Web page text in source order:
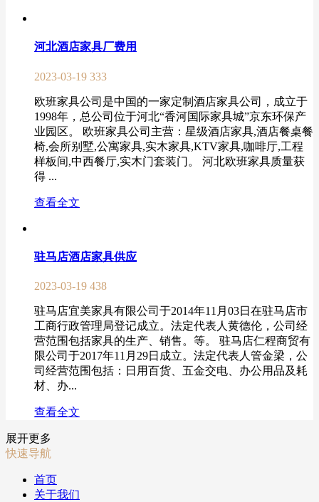
河北酒店家具厂费用
2023-03-19 333
欧班家具公司是中国的一家定制酒店家具公司，成立于
1998年，总公司位于河北“香河国际家具城”京东环保产
业园区。 欧班家具公司主营：星级酒店家具,酒店餐桌餐
椅,会所别墅,公寓家具,实木家具,KTV家具,咖啡厅,工程
样板间,中西餐厅,实木门套装门。 河北欧班家具质量获
得 ...
查看全文
驻马店酒店家具供应
2023-03-19 438
驻马店宜美家具有限公司于2014年11月03日在驻马店市
工商行政管理局登记成立。法定代表人黄德伦，公司经
营范围包括家具的生产、销售。等。 驻马店仁程商贸有
限公司于2017年11月29日成立。法定代表人管金梁，公
司经营范围包括：日用百货、五金交电、办公用品及耗
材、办...
查看全文
展开更多
快速导航
首页
关于我们